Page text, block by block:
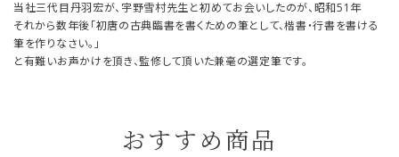
当社三代目丹羽宏が、宇野雪村先生と初めてお会いしたのが、昭和51年
それから数年後「初唐の古典臨書を書くための筆として、楷書・行書を書ける
筆を作りなさい。」
と有難いお声かけを頂き、監修して頂いた兼毫の選定筆です。
おすすめ商品